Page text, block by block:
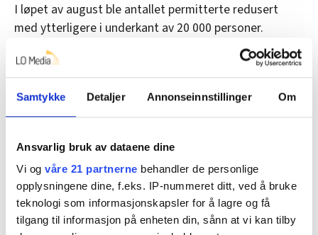
Samtykke Detaljer Annonseinnstillinger Om
Ansvarlig bruk av dataene dine
Vi og våre 21 partnerne behandler de personlige
opplysningene dine, f.eks. IP-nummeret ditt, ved å bruke
teknologi som informasjonskapsler for å lagre og få
tilgang til informasjon på enheten din, sånn at vi kan tilby
I løpet av august ble antallet permitterte redusert
med ytterligere i underkant av 20 000 personer.
Informasjon fra skatteetaten viser at om lag 15 000
bedrifter tok permitterte tilbake i perioden.
Den registrerte ledigheten avtar, men er fortsatt på et
historisk høyt nivå. Per 8. september er det registrert
arbeidsstyrken.
Denne artikkelen erover fem år gammel.